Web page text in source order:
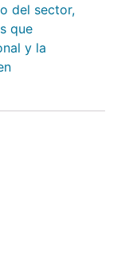
del sector,
que
y la